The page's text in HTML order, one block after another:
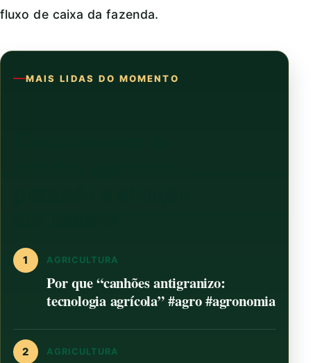
fluxo de caixa da fazenda.
MAIS LIDAS DO MOMENTO
1 AGRICULTURA
Por que “canhões antigranizo:
tecnologia agrícola” #agro #agronomia
2 AGRICULTURA